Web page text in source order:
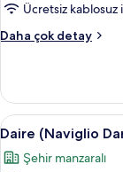
Ücretsiz
Daha çok detay
Basic
fazla
detay
Daire
(Naviglio
Darsena
17
Daire (Naviglio
Şehir manzaralı